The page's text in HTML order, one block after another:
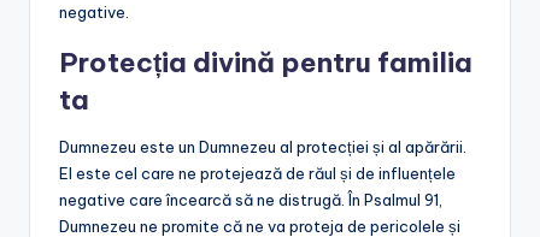
negative.
Protecția divină pentru familia
ta
Dumnezeu este un Dumnezeu al protecției și al apărării.
El este cel care ne protejează de răul și de influențele
negative care încearcă să ne distrugă. În Psalmul 91,
Dumnezeu ne promite că ne va proteja de pericolele și